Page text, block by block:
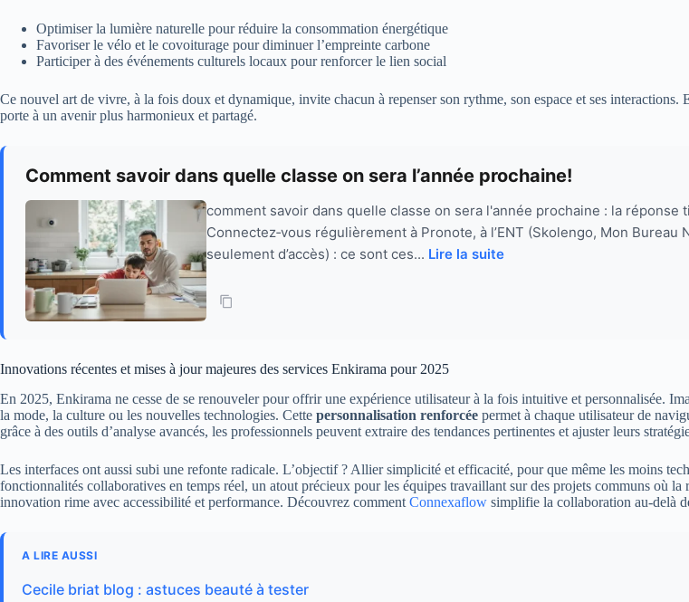
Optimiser la lumière naturelle pour réduire la consommation énergétique
Favoriser le vélo et le covoiturage pour diminuer l’empreinte carbone
Participer à des événements culturels locaux pour renforcer le lien social
Ce nouvel art de vivre, à la fois doux et dynamique, invite chacun à repenser son rythme, son espace et ses
porte à un avenir plus harmonieux et partagé.
Comment savoir dans quelle classe on sera l’année prochaine!
comment savoir dans quelle classe on sera l'année prochaine : la
Connectez‑vous régulièrement à Pronote, à l’ENT (Skolengo, Mon
seulement d’accès) : ce sont ces... Lire la suite
Innovations récentes et mises à jour majeures des services Enkirama pour 2025
En 2025, Enkirama ne cesse de se renouveler pour offrir une expérience utilisateur à la fois intuitive et personnalisée.
la mode, la culture ou les nouvelles technologies. Cette personnalisation renforcée permet à chaque utilisateur de
grâce à des outils d’analyse avancés, les professionnels peuvent extraire des tendances pertinentes et ajuster leurs
Les interfaces ont aussi subi une refonte radicale. L’objectif ? Allier simplicité et efficacité, pour que même les moins
fonctionnalités collaboratives en temps réel, un atout précieux pour les équipes travaillant sur des projets communs où
innovation rime avec accessibilité et performance. Découvrez comment Connexaflow simplifie la collaboration au-delà
A LIRE AUSSI
Cecile briat blog : astuces beauté à tester